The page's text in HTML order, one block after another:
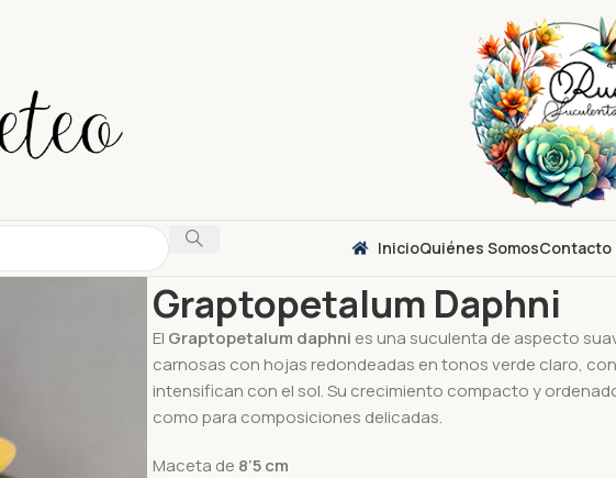
InicioQuiénes SomosContacto
Inicio
Graptopetalum Daphni
El Graptopetalum daphni es una suculenta de aspecto
carnosas con hojas redondeadas en tonos verde claro,
intensifican con el sol. Su crecimiento compacto y
como para composiciones delicadas.
Maceta de 8’5 cm